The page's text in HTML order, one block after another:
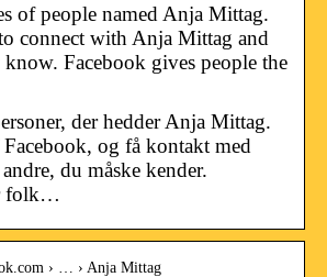
of people named Anja Mittag.
connect with Anja Mittag and
Facebook gives people the
der hedder Anja Mittag.
og få kontakt med
du måske kender.
folk…
› … › Anja Mittag